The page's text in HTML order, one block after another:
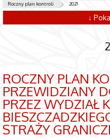
Roczny plan kontroli
2021
↓
ROCZNY PLAN
PRZEWIDZIANY
PRZEZ WYDZIAŁ
STRAŻY